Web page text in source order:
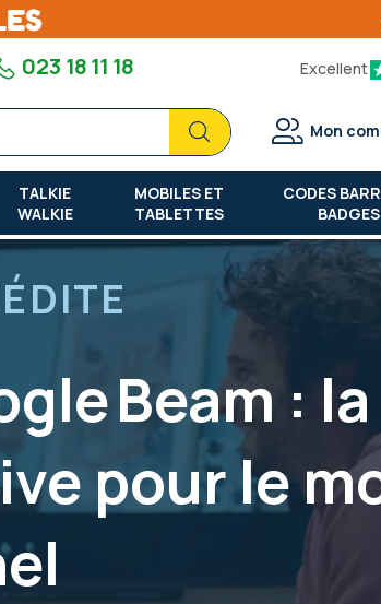
023 18 11 18 Excellent
Chercher
Chercher
Mon
TALKIE
WALKIE
MOBILES ET
TABLETTES
CODES
BADGES
Beam : la
pour le